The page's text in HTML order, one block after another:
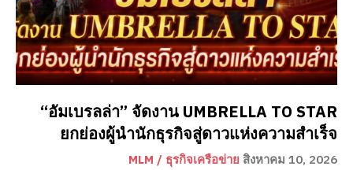
“อัมเบรลล่า” จัดงาน UMBRELLA TO STAR
ยกย่องผู้นำนักธุรกิจสู่ดาวแห่งความสำเร็จ
MLM / ธุรกิจเครือข่าย สิงหาคม 10, 2026